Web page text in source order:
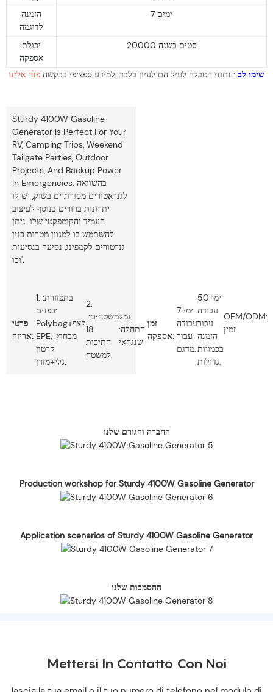
הזמנה
לדוגמה
7 ימים
יכולת
אספקה
20000 סטים בשנה
שימו לב : נתוני הטבלה לעיל הם לעיון בלבד. למידע ספציפי בבקשה פנה אלינו
Sturdy 4100W Gasoline
Generator Is Perfect For Your
RV, Camping Trips, Weekend
Tailgate Parties, Outdoor
Projects, And Backup Power
In Emergencies. בהשוואה
לגנראטורים מסורתיים בשוק, יש לו
יתרונות ברורים בנוסף לעיצוב
העמיד והקומפקטי שלו. ניתן
להשתמש בו למגוון מטרות כגון
גנרטורים לקמפינג, נסיעה בנסיעות
וכו'.
פרטי
אריזה:
1. בתפזורת:
בפנים:
Polybag+קצף
EPE, מבחוץ:
קרטון
גלי+מזרן.
2.
משטחים:
18
חתיכות
למשטח.
נמל
התחלה:
שנגחאי
זמן
אספקה:
7 ימי
עבודה
עבור
מדגם.
50 ימי
עבודה
עבור
הזמנה
בכמויות
גדולות.
OEM/ODM:
זמין
החברה והגורם שלנו
Production workshop for Sturdy 4100W Gasoline Generator
Application scenarios of Sturdy 4100W Gasoline Generator
ההסמכות שלנו
Mettersi In Contatto Con Noi